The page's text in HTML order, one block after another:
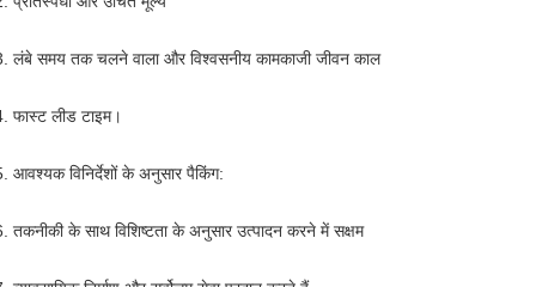
लंबे समय तक चलने वाला और विश्वसनीय कामकाजी जीवन काल
फास्ट लीड टाइम।
आवश्यक विनिर्देशों के अनुसार पैकिंग:
तकनीकी के साथ विशिष्टता के अनुसार उत्पादन करने में सक्षम